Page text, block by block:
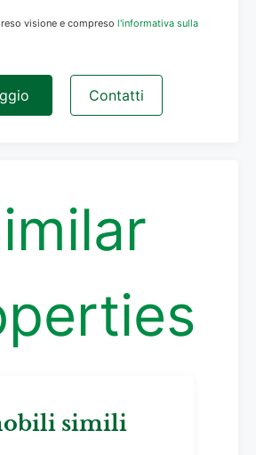
visione e compreso l'informativa sulla
Contatti
simili